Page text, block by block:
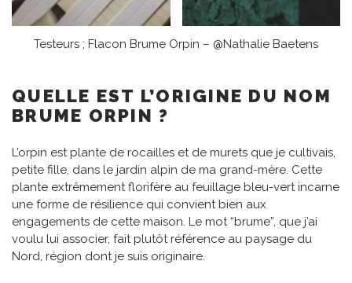
Testeurs ; Flacon Brume Orpin – @Nathalie Baetens
QUELLE EST L’ORIGINE DU NOM
BRUME ORPIN ?
L’orpin est plante de rocailles et de murets que je cultivais,
petite fille, dans le jardin alpin de ma grand-mère. Cette
plante extrêmement florifère au feuillage bleu-vert incarne
une forme de résilience qui convient bien aux
engagements de cette maison. Le mot “brume”, que j’ai
voulu lui associer, fait plutôt référence au paysage du
Nord, région dont je suis originaire.